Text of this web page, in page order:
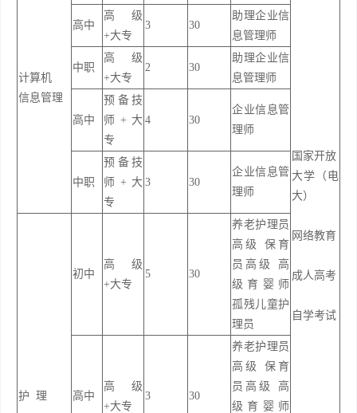
国家开放
大学（电
大）
网络教育
成人高考
自学考试
计算机
信息管理
高中
高级
+大专
3 30
助理企业信
息管理师
中职
高级
+大专
2 30
助理企业信
息管理师
高中
预备技
师+大
专
4 30
企业信息管
理师
中职
预备技
师+大
专
3 30
企业信息管
理师
护 理
初中
高级
+大专
5 30
养老护理员
高级 保育
员高级 高
级育婴师
孤残儿童护
理员
高中
高级
+大专
3 30
养老护理员
高级 保育
员高级 高
级育婴师